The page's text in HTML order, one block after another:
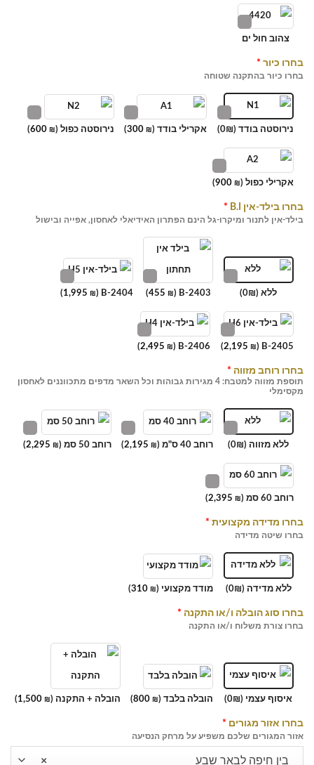
צהוב חול ים
בחרו כיור *
בחרו כיור בהתקנה שטוחה
נירוסטה בודד (0₪) אקרילי בודד ( 300 ₪
) נירוסטה כפול ( 600 ₪
)
אקרילי כפול ( 900 ₪
)
בחרו בילד-אין B.I *
בילד-אין לתנור ומיקרו-גל הינם הפתרון האידיאלי לאחסון, אפייה ובישול
ללא (0₪) B-2403 (
455 ₪
)
B-2404 (
1,995 ₪
)
B-2405 (
2,195 ₪
)
B-2406 (
2,495 ₪
)
בחרו רוחב מזווה *
תוספת מזווה למטבח: 4 מגירות גבוהות וכל השאר מדפים מתכווננים לאחסון
מקסימלי
ללא מזווה (0₪) רוחב 40 ס"מ ( 2,195 ₪
) רוחב 50 סמ ( 2,295 ₪
)
רוחב 60 סמ ( 2,395 ₪
)
בחרו מדידה מקצועית *
בחרו שיטה מדידה
ללא מדידה (0₪) מודד מקצועי ( 310 ₪
)
בחרו סוג הובלה ו/או התקנה *
בחרו צורת משלוח ו/או התקנה
איסוף עצמי (0₪) הובלה בלבד ( 800 ₪
) הובלה + התקנה ( 1,500 ₪
)
בחרו אזור מגורים *
אזור המגורים שלכם משפיע על מרחק הנסיעה
× בין חיפה לבאר שבע